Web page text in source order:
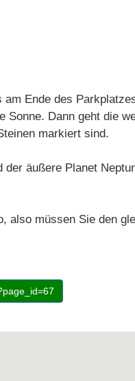
Ende des
Sonne. Dann geht die
markiert sind.
äußere Planet
also müssen Sie den